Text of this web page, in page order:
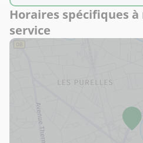
Horaires spécifiques
service